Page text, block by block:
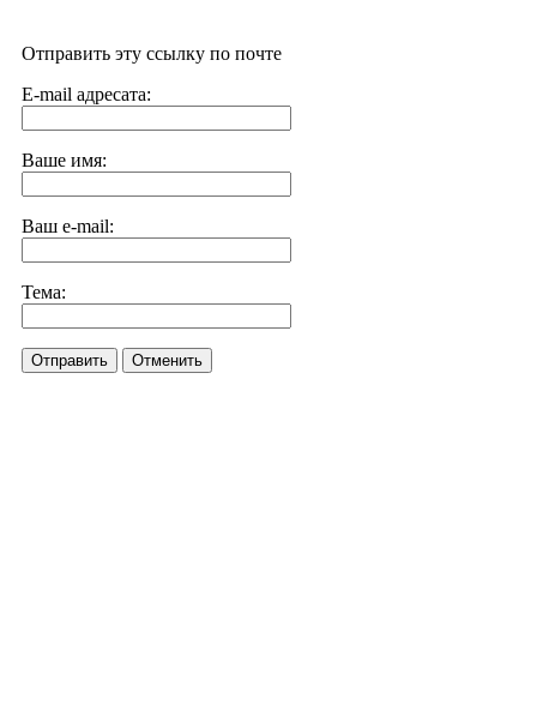
Отправить эту ссылку по почте
E-mail адресата:
Ваше имя:
Ваш e-mail:
Тема:
Отправить Отменить